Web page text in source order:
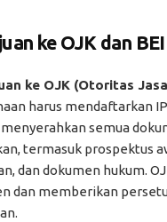
ke OJK dan BEI
ke OJK (Otoritas
harus mendaftarkan
semua
termasuk prospektus
dan dokumen hukum.
dan memberikan